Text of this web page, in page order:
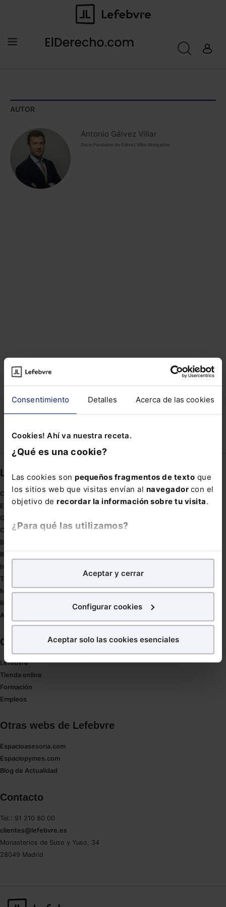
Consentimiento Detalles Acerca de las cookies
Cookies! Ahí va nuestra receta.
¿Qué es una cookie?
Las cookies son pequeños fragmentos de texto que
los sitios web que visitas envían al navegador con el
objetivo de recordar la información sobre tu visita.
¿Para qué las utilizamos?
analíticospara tratar demejorar tu experienciaen
nuestra página web. También con fines publicitarios,
para poder mostrarte publicidad y contenidos de tu
¿Qué puedes hacer?
en la web sea óptima
Puedes
todas las cookies excepto aquellas imprescindibles.
También puedes
navegador. Si no seleccionas ninguna utilizaremos
Saber más acerca de las cookies
Aceptar y cerrar
Configurar cookies
Aceptar solo las cookies esenciales
AUTOR
Antonio Gálvez Villar
Socio Fundador de Gálvez Villar Abogados
Artículos del autor Sobre el autor
ARTÍCULOS RELACIONADOS DE
OTROS AUTORES
Links directos
Coronavirus
Estudio de salud abogacía
Gestión de despachos
Compliance
Buenas Prácticas Tributarias
RGPD
Innovación
Tesauro
Mapa web
Redirect sitemap
Autores de El Derecho
Corporativo
Lefebvre
Tienda online
Formación
Empleos
Otras webs de Lefebvre
Espacioasesoria.com
Espaciopymes.com
Blog de Actualidad
Contacto
Tel.: 91 210 80 00
clientes@lefebvre.es
Monasterios de Suso y Yuso, 34
28049 Madrid